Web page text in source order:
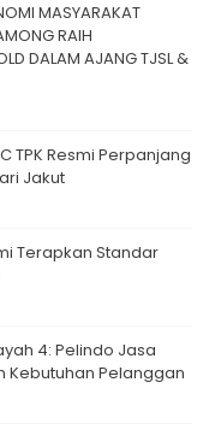
MASYARAKAT
RAIH
DALAM AJANG TJSL &
TPK Resmi Perpanjang
Jakut
Terapkan Standar
4: Pelindo Jasa
Kebutuhan Pelanggan